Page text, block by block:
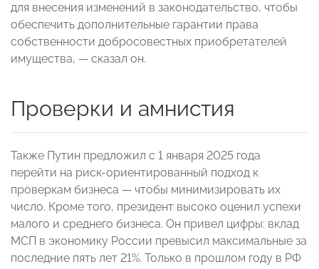
для внесения изменений в законодательство, чтобы
обеспечить дополнительные гарантии права
собственности добросовестных приобретателей
имущества, — сказал он.
Проверки и амнистия
Также Путин предложил с 1 января 2025 года
перейти на риск-ориентированный подход к
проверкам бизнеса — чтобы минимизировать их
число. Кроме того, президент высоко оценил успехи
малого и среднего бизнеса. Он привел цифры: вклад
МСП в экономику России превысил максимальные за
последние пять лет 21%. Только в прошлом году в РФ